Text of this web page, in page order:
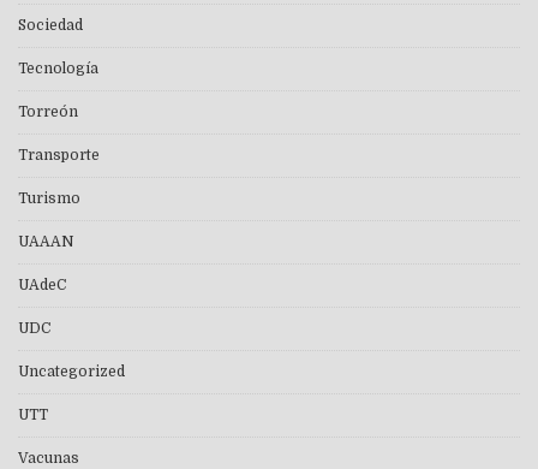
Sociedad
Tecnología
Torreón
Transporte
Turismo
UAAAN
UAdeC
UDC
Uncategorized
UTT
Vacunas